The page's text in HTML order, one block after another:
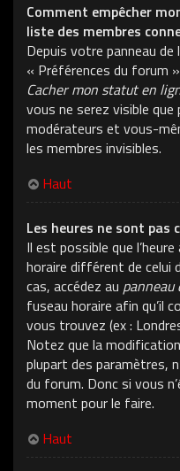
Comment empêcher
liste des membres
Depuis votre panneau
« Préférences du forum
Cacher mon statut en
vous ne serez visible
modérateurs et vous-
les membres invisibles.
Haut
Les heures ne sont pas
Il est possible que
horaire différent de celui
cas, accédez au panneau
fuseau horaire afin qu’il
vous trouvez (ex :
Notez que la
plupart des paramètres,
du forum. Donc si vous
moment pour le faire.
Haut